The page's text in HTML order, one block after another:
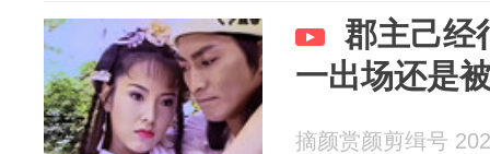
郡主己经
一出场还是
摘颜赏颜剪缉号